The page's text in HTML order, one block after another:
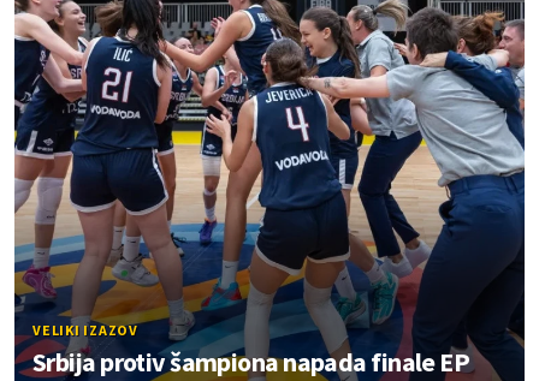
VELIKI IZAZOV
Srbija protiv šampiona napada finale EP